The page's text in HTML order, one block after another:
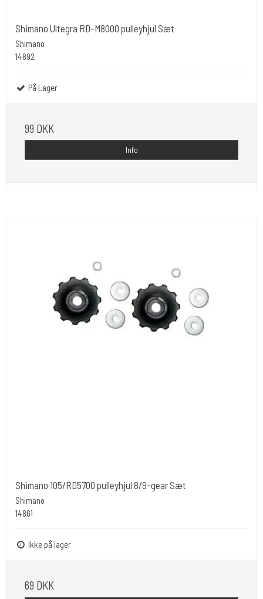
Shimano Ultegra RD-M8000 pulleyhjul Sæt
Shimano
14892
På Lager
99 DKK
Info
Shimano 105/RD5700 pulleyhjul 8/9-gear Sæt
Shimano
14861
Ikke på lager
69 DKK